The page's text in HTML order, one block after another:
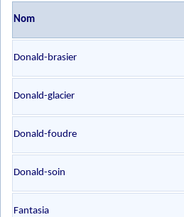
Nom
Donald-brasier
Donald-glacier
Donald-foudre
Donald-soin
Fantasia